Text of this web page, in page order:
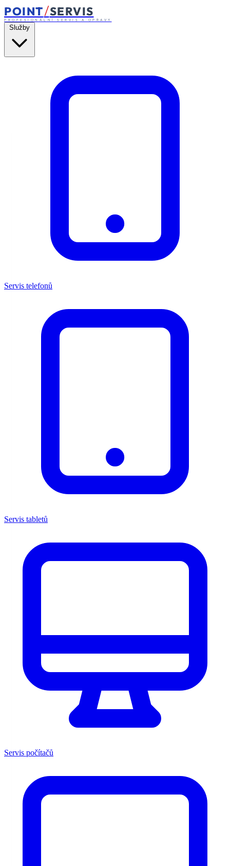
POINT/SERVIS
PROFESIONÁLNÍ SERVIS A OPRAVY
Služby
Servis telefonů
Servis tabletů
Servis počítačů